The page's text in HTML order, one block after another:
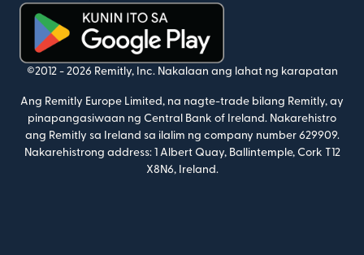
(bubukas sa bagong window)
©2012 - 2026 Remitly, Inc. Nakalaan ang lahat ng karapatan
Ang Remitly Europe Limited, na nagte-trade bilang Remitly, ay
pinapangasiwaan ng Central Bank of Ireland. Nakarehistro
ang Remitly sa Ireland sa ilalim ng company number 629909.
Nakarehistrong address: 1 Albert Quay, Ballintemple, Cork T12
X8N6, Ireland.